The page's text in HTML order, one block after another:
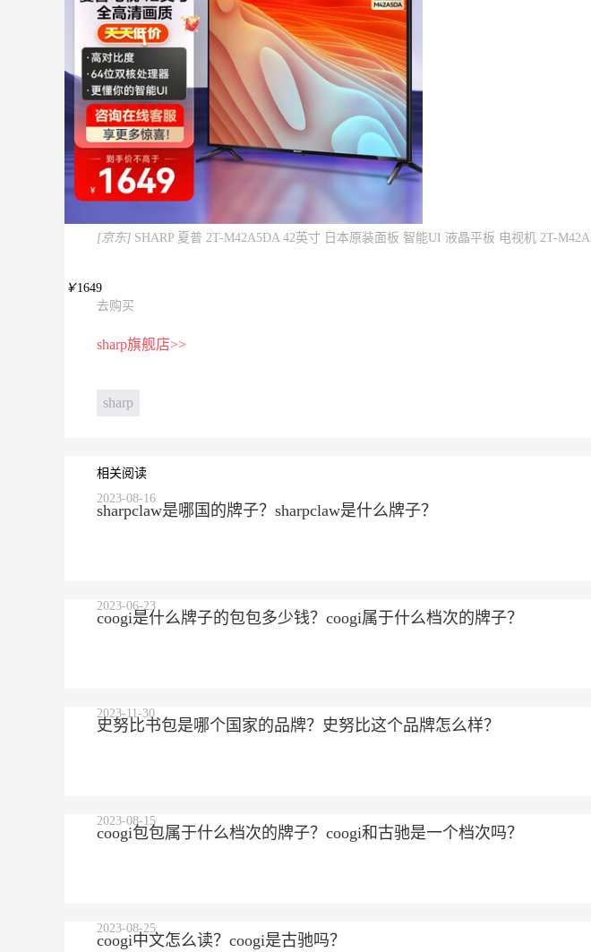
[京东] SHARP 夏普 2T-M42A5DA 42英寸 日本原装面板 智能UI 液晶平板 电视机 2T-
￥1649
去购买
sharp旗舰店>>
sharp
相关阅读
sharpclaw是哪国的牌子？sharpclaw是什么牌子？
2023-08-16
coogi是什么牌子的包包多少钱？coogi属于什么档次的牌子？
2023-06-23
史努比书包是哪个国家的品牌？史努比这个品牌怎么样？
2023-11-30
coogi包包属于什么档次的牌子？coogi和古驰是一个档次吗？
2023-08-15
coogi中文怎么读？coogi是古驰吗？
2023-08-25